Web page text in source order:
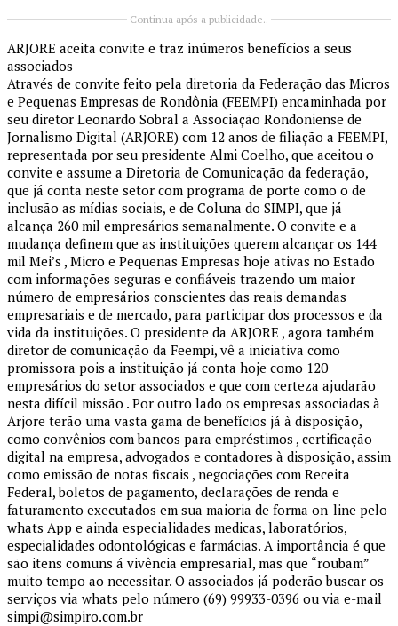
Continua após a publicidade..
ARJORE aceita convite e traz inúmeros benefícios a seus
associados
Através de convite feito pela diretoria da Federação das Micros
e Pequenas Empresas de Rondônia (FEEMPI) encaminhada por
seu diretor Leonardo Sobral a Associação Rondoniense de
Jornalismo Digital (ARJORE) com 12 anos de filiação a FEEMPI,
representada por seu presidente Almi Coelho, que aceitou o
convite e assume a Diretoria de Comunicação da federação,
que já conta neste setor com programa de porte como o de
inclusão as mídias sociais, e de Coluna do SIMPI, que já
alcança 260 mil empresários semanalmente. O convite e a
mudança definem que as instituições querem alcançar os 144
mil Mei’s , Micro e Pequenas Empresas hoje ativas no Estado
com informações seguras e confiáveis trazendo um maior
número de empresários conscientes das reais demandas
empresariais e de mercado, para participar dos processos e da
vida da instituições. O presidente da ARJORE , agora também
diretor de comunicação da Feempi, vê a iniciativa como
promissora pois a instituição já conta hoje como 120
empresários do setor associados e que com certeza ajudarão
nesta difícil missão . Por outro lado os empresas associadas à
Arjore terão uma vasta gama de benefícios já à disposição,
como convênios com bancos para empréstimos , certificação
digital na empresa, advogados e contadores à disposição, assim
como emissão de notas fiscais , negociações com Receita
Federal, boletos de pagamento, declarações de renda e
faturamento executados em sua maioria de forma on-line pelo
whats App e ainda especialidades medicas, laboratórios,
especialidades odontológicas e farmácias. A importância é que
são itens comuns á vivência empresarial, mas que “roubam”
muito tempo ao necessitar. O associados já poderão buscar os
serviços via whats pelo número (69) 99933-0396 ou via e-mail
simpi@simpiro.com.br